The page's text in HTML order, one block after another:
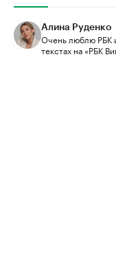
Алина Руденко
Очень люблю РБК
текстах на «РБК